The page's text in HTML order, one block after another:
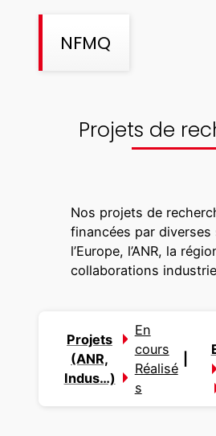
NFMQ
Projets de
Nos projets de
financées par diverses
l’Europe, l’ANR, la
collaborations
Projets
(ANR,
Indus…)
En
cours
Réalisé
s